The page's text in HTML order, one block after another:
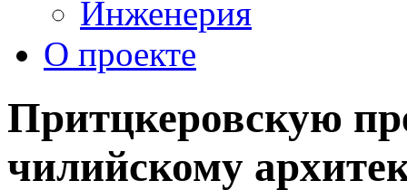
Инженерия
О проекте
Притцкеровскую
чилийскому